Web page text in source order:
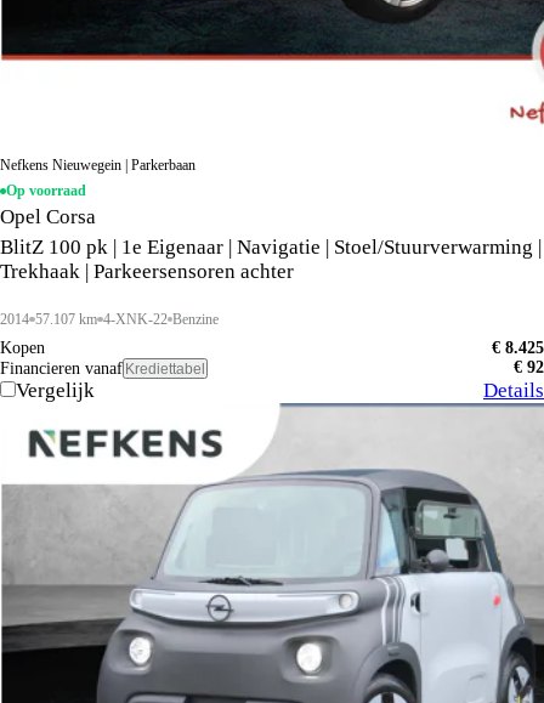
Nefkens Nieuwegein | Parkerbaan
Op voorraad
Opel Corsa
BlitZ 100 pk | 1e Eigenaar | Navigatie | Stoel/Stuurverwarming |
Trekhaak | Parkeersensoren achter
2014 57.107 km 4-XNK-22 Benzine
Kopen
€ 8.425
Financieren vanaf Krediettabel € 92
Vergelijk Details